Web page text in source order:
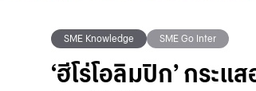
SME Knowledge SME Go Inter
‘ฮีโร่โอลิมปิก’ กระ